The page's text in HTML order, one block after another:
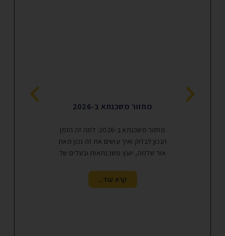
מחזור משכנתא ב-2026
מחזור משכנתא ב-2026: למה זה הזמן
הנכון לבדוק ואיך עושים את זה נכון מאת
אור שלמה, יועץ משכנתאות ובעלים של
קרא עוד...